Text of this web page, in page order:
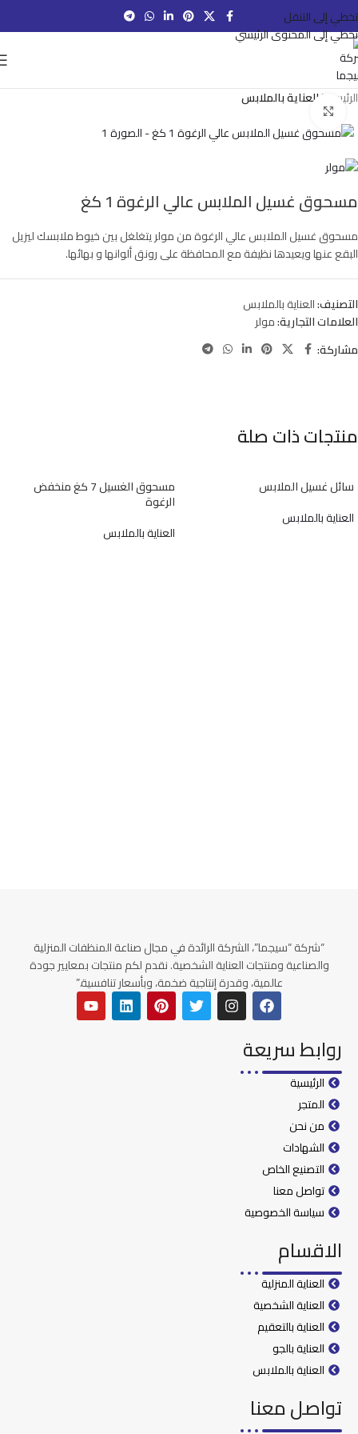
تخطي إلى التنقل
تخطي إلى المحتوى الرئيسي
الرئيسية العناية بالملابس
مسحوق غسيل الملابس عالي الرغوة 1 كغ
مسحوق غسيل الملابس عالي الرغوة من مولر يتغلغل بين خيوط ملابسك ليزيل
البقع عنها ويعيدها نظيفة مع المحافظة على رونق ألوانها و بهائها.
التصنيف:العناية بالملابس
العلامات التجارية:مولر
مشاركة:
منتجات ذات صلة
سائل غسيل الملابس
العناية بالملابس
مسحوق الغسيل 7 كغ منخفض
الرغوة
العناية بالملابس
“شركة “سيجما”، الشركة الرائدة في مجال صناعة المنظفات المنزلية
والصناعية ومنتجات العناية الشخصية. نقدم لكم منتجات بمعايير جودة
عالمية، وقدرة إنتاجية ضخمة، وبأسعار تنافسية.”
روابط سريعة
الرئيسية
المتجر
من نحن
الشهادات
التصنيع الخاص
تواصل معنا
سياسة الخصوصية
الاقسام
العناية المنزلية
العناية الشخصية
العناية بالتعقيم
العناية بالجو
العناية بالملابس
تواصل معنا